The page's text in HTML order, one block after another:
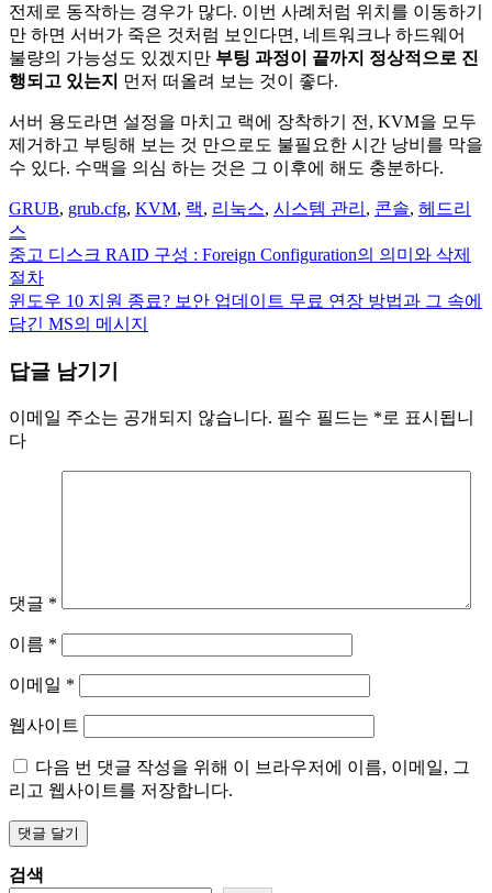
전제로 동작하는 경우가 많다. 이번 사례처럼 위치를 이동하기
만 하면 서버가 죽은 것처럼 보인다면, 네트워크나 하드웨어
불량의 가능성도 있겠지만 부팅 과정이 끝까지 정상적으로 진
행되고 있는지
먼저 떠올려 보는 것이 좋다.
서버 용도라면 설정을 마치고 랙에 장착하기 전, KVM을 모두
제거하고 부팅해 보는 것 만으로도 불필요한 시간 낭비를 막을
수 있다. 수맥을 의심 하는 것은 그 이후에 해도 충분하다.
GRUB, grub.cfg, KVM, 랙, 리눅스, 시스템 관리 , 콘솔, 헤드리
스
글
탐
색
중고 디스크 RAID 구성 : Foreign Configuration의 의미와 삭제
절차
윈도우 10 지원 종료? 보안 업데이트 무료 연장 방법과 그 속에
담긴 MS의 메시지
답글 남기기
이메일 주소는 공개되지 않습니다. 필수 필드는 *로 표시됩니
다
댓글 *
이름 *
이메일 *
웹사이트
다음 번 댓글 작성을 위해 이 브라우저에 이름, 이메일, 그
리고 웹사이트를 저장합니다.
검색